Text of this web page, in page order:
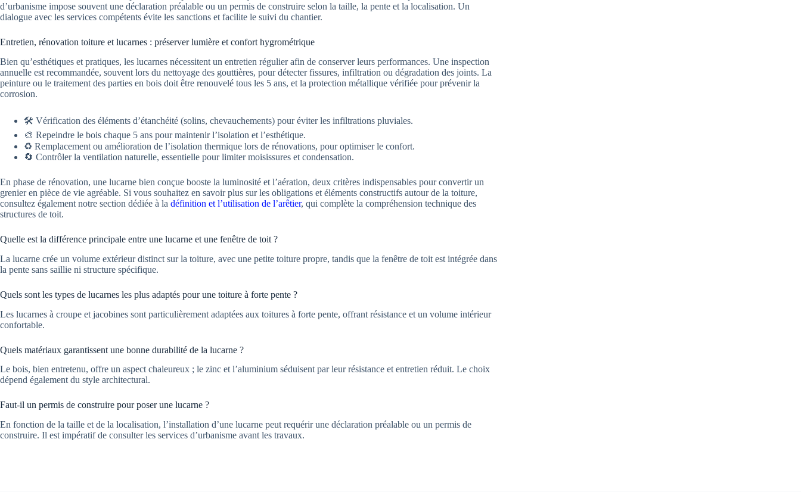
d’urbanisme impose souvent une déclaration préalable ou un permis de construire selon la taille, la pente et la localisation. Un
dialogue avec les services compétents évite les sanctions et facilite le suivi du chantier.
Entretien, rénovation toiture et lucarnes : préserver lumière et confort hygrométrique
Bien qu’esthétiques et pratiques, les lucarnes nécessitent un entretien régulier afin de conserver leurs performances. Une inspection
annuelle est recommandée, souvent lors du nettoyage des gouttières, pour détecter fissures, infiltration ou dégradation des joints. La
peinture ou le traitement des parties en bois doit être renouvelé tous les 5 ans, et la protection métallique vérifiée pour prévenir la
corrosion.
🛠️ Vérification des éléments d’étanchéité (solins, chevauchements) pour éviter les infiltrations pluviales.
🎨 Repeindre le bois chaque 5 ans pour maintenir l’isolation et l’esthétique.
♻️ Remplacement ou amélioration de l’isolation thermique lors de rénovations, pour optimiser le confort.
🔄 Contrôler la ventilation naturelle, essentielle pour limiter moisissures et condensation.
En phase de rénovation, une lucarne bien conçue booste la luminosité et l’aération, deux critères indispensables pour convertir un
grenier en pièce de vie agréable. Si vous souhaitez en savoir plus sur les obligations et éléments constructifs autour de la toiture,
consultez également notre section dédiée à la définition et l’utilisation de l’arêtier, qui complète la compréhension technique des
structures de toit.
Quelle est la différence principale entre une lucarne et une fenêtre de toit ?
La lucarne crée un volume extérieur distinct sur la toiture, avec une petite toiture propre, tandis que la fenêtre de toit est intégrée dans
la pente sans saillie ni structure spécifique.
Quels sont les types de lucarnes les plus adaptés pour une toiture à forte pente ?
Les lucarnes à croupe et jacobines sont particulièrement adaptées aux toitures à forte pente, offrant résistance et un volume intérieur
confortable.
Quels matériaux garantissent une bonne durabilité de la lucarne ?
Le bois, bien entretenu, offre un aspect chaleureux ; le zinc et l’aluminium séduisent par leur résistance et entretien réduit. Le choix
dépend également du style architectural.
Faut-il un permis de construire pour poser une lucarne ?
En fonction de la taille et de la localisation, l’installation d’une lucarne peut requérir une déclaration préalable ou un permis de
construire. Il est impératif de consulter les services d’urbanisme avant les travaux.